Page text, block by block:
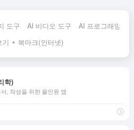
도구 AI 비디오 도구
AI 프로그래밍 도
기 북마크(인터넷)
학)
, 작성을 위한 올인원 앱